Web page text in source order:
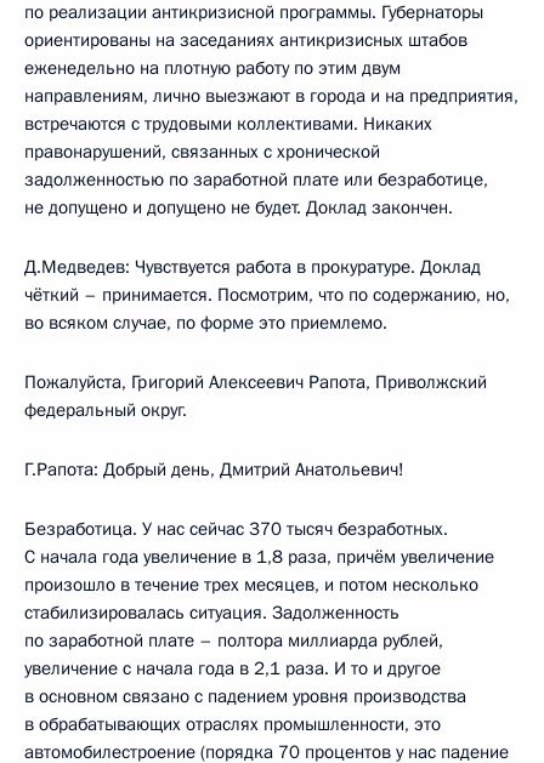
по реализации антикризисной программы. Губернаторы
ориентированы на заседаниях антикризисных штабов
еженедельно на плотную работу по этим двум
направлениям, лично выезжают в города и на предприятия,
встречаются с трудовыми коллективами. Никаких
правонарушений, связанных с хронической
задолженностью по заработной плате или безработице,
не допущено и допущено не будет. Доклад закончен.
Д.Медведев: Чувствуется работа в прокуратуре. Доклад
чёткий – принимается. Посмотрим, что по содержанию, но,
во всяком случае, по форме это приемлемо.
Пожалуйста, Григорий Алексеевич Рапота, Приволжский
федеральный округ.
Г.Рапота: Добрый день, Дмитрий Анатольевич!
Безработица. У нас сейчас 370 тысяч безработных.
С начала года увеличение в 1,8 раза, причём увеличение
произошло в течение трех месяцев, и потом несколько
стабилизировалась ситуация. Задолженность
по заработной плате – полтора миллиарда рублей,
увеличение с начала года в 2,1 раза. И то и другое
в основном связано с падением уровня производства
в обрабатывающих отраслях промышленности, это
автомобилестроение (порядка 70 процентов у нас падение